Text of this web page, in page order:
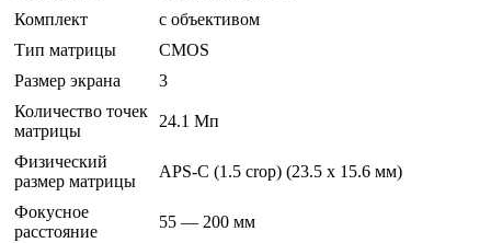
Комплект
с объективом
Тип матрицы
CMOS
Размер экрана
3
Количество точек
матрицы
24.1 Мп
Физический
размер матрицы
APS-C (1.5 crop) (23.5 x 15.6 мм)
Фокусное
расстояние
55 — 200 мм